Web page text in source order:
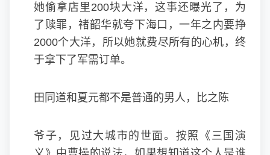
她偷拿店里200块大洋，这事还曝光了，为
了赎罪，禇韶华就夸下海口，一年之内要挣
2000个大洋，所以她就费尽所有的心机，终
于拿下了军需订单。
田同道和夏元都不是普通的男人，比之陈
爷子，见过大城市的世面。按照《三国演